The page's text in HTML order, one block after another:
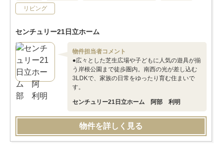
リビング
センチュリー21日立ホーム
物件担当者コメント
●広々とした芝生広場や子どもに人気の遊具が揃
う岸根公園まで徒歩圏内。南西の光が差し込む
3LDKで、家族の日常をゆったり育む住まいで
す。
センチュリー21日立ホーム 阿部 利明
物件を詳しく見る